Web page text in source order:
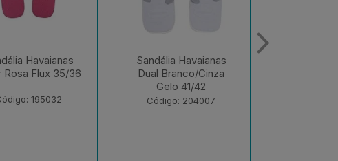
Havaianas
Branco/Cinza
204007
Sandália Havaianas
Color Rosa Ballet
37/38
Código: 216024